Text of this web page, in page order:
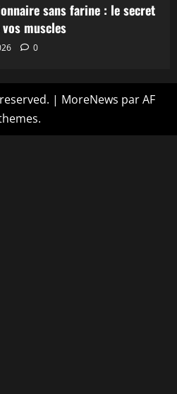
sans farine : le secret
muscles
0
| MoreNews par AF